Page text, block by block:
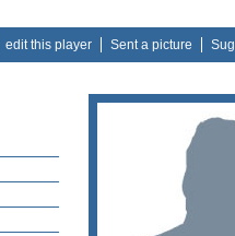
edit this player Sent a picture